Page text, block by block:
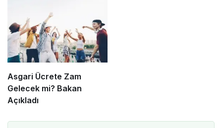
Asgari Ücrete Zam
Gelecek mi? Bakan
Açıkladı